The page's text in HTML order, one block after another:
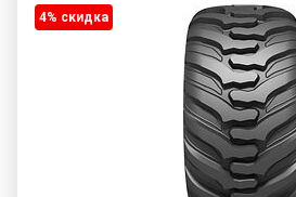
4% cкидка